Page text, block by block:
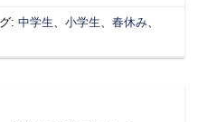
:中学生 、小学生 、春休み